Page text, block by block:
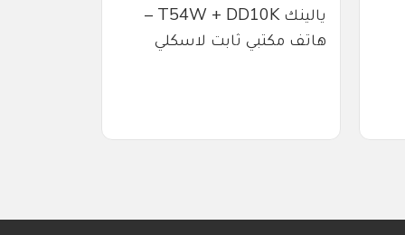
يالينك T54W + DD10K –
هاتف مكتبي ثابت لاسكلي